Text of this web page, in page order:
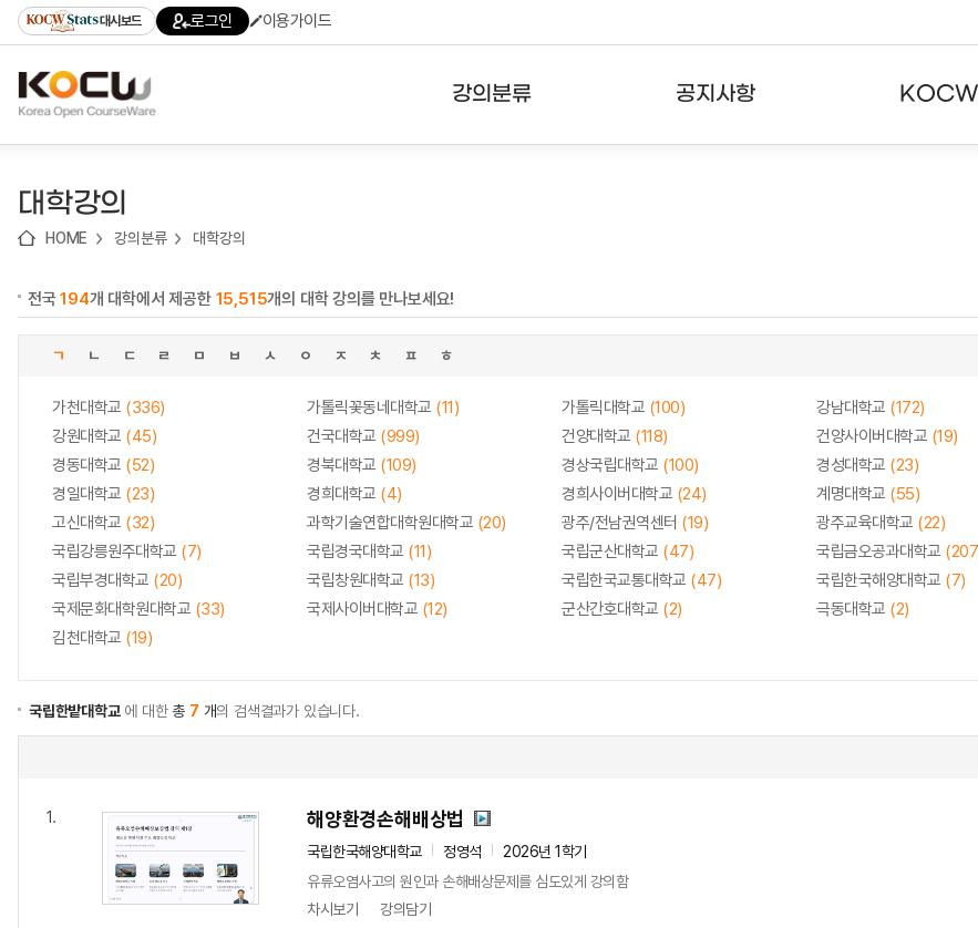
기
기
기
content)
가
대시보드 로그인 이용가이드
강의분류 공지사항 KOCW
대학강의
HOME 강의분류 대학강의
전국194개 대학에서 제공한 15,515개의 대학 강의를 만나보세요!
ㄱ ㄴ ㄷ ㄹ ㅁ ㅂ ㅅ ㅇ ㅈ ㅊ ㅍ ㅎ
가천대학교 (336) 가톨릭꽃동네대학교 (11) 가톨릭대학교 (100) 강남대학교 (172)
강원대학교 (45) 건국대학교 (999) 건양대학교 (118) 건양사이버대학교 (19)
경동대학교 (52) 경북대학교 (109) 경상국립대학교 (100) 경성대학교 (23)
경일대학교 (23) 경희대학교 (4) 경희사이버대학교 (24) 계명대학교 (55)
고신대학교 (32) 과학기술연합대학원대학교 (20) 광주/전남권역센터 (19) 광주교육대학교 (22)
국립강릉원주대학교 (7) 국립경국대학교 (11) 국립군산대학교 (47) 국립금오공과대학교
국립부경대학교 (20) 국립창원대학교 (13) 국립한국교통대학교 (47) 국립한국해양대학교 (7)
국제문화대학원대학교 (33) 국제사이버대학교 (12) 군산간호대학교 (2) 극동대학교 (2)
김천대학교 (19)
국립한밭대학교에 대한총 7 개의 검색결과가 있습니다.
1. 해양환경손해배상법
국립한국해양대학교 정영석
2026년 1학기
유류오염사고의 원인과 손해배상문제를 심도있게 강의함
차시보기
강의담기